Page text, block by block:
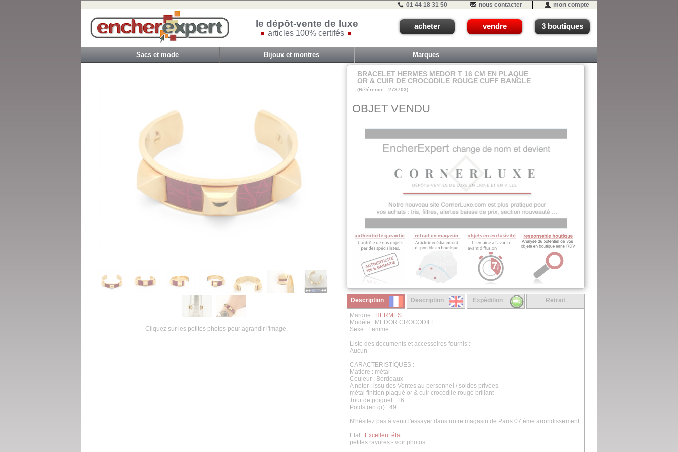
01 44 18 31 50 nous contacter mon compte
le dépôt-vente de luxe
articles 100% certifés
acheter vendre 3 boutiques
Sacs et mode Bijoux et montres Marques
Cliquez sur les petites photos pour agrandir l'image.
BRACELET HERMES MEDOR T 16 CM EN PLAQUE
OR & CUIR DE CROCODILE ROUGE CUFF BANGLE
(Référence : 273703)
OBJET VENDU
Description Description Expédition Retrait
Marque : HERMES
Modèle : MEDOR CROCODILE
Sexe : Femme
Liste des documents et accessoires fournis :
Aucun
CARACTERISTIQUES :
Matière : métal
Couleur : Bordeaux
A noter : issu des Ventes au personnel / soldes privées
métal finition plaqué or & cuir crocodile rouge brillant
Tour de poignet : 16
Poids (en gr) : 49
N'hésitez pas à venir l'essayer dans notre magasin de Paris 07 ème arrondissement.
Etat : Excellent état
petites rayures - voir photos